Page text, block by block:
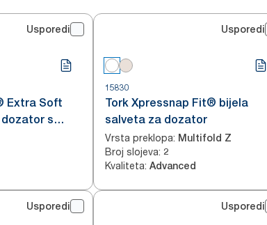
Usporedi
Extra Soft
s
Usporedi
15830
Tork Xpressnap Fit® bijela
salveta za dozator
Vrsta preklopa: Multifold Z
Broj slojeva: 2
Kvaliteta: Advanced
Usporedi Usporedi